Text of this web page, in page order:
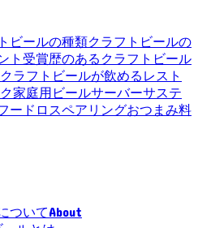
ビールの種類クラフトビールの
ト 受賞歴のあるクラフトビール
クラフトビールが飲めるレスト
家庭用ビールサーバーサステ
ードロスペアリングおつまみ料
ついてAbout